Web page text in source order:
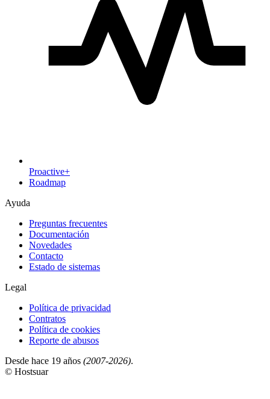
Proactive+
Roadmap
Ayuda
Preguntas frecuentes
Documentación
Novedades
Contacto
Estado de sistemas
Legal
Política de privacidad
Contratos
Política de cookies
Reporte de abusos
Desde hace 19 años (2007-2026).
© Hostsuar